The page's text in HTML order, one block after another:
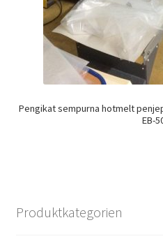
Pengikat sempurna hotmelt
EB-
Produktkategorien